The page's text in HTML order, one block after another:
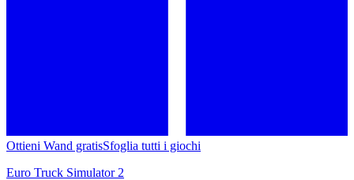
Ottieni Wand gratisSfoglia tutti i giochi
Euro Truck Simulator 2